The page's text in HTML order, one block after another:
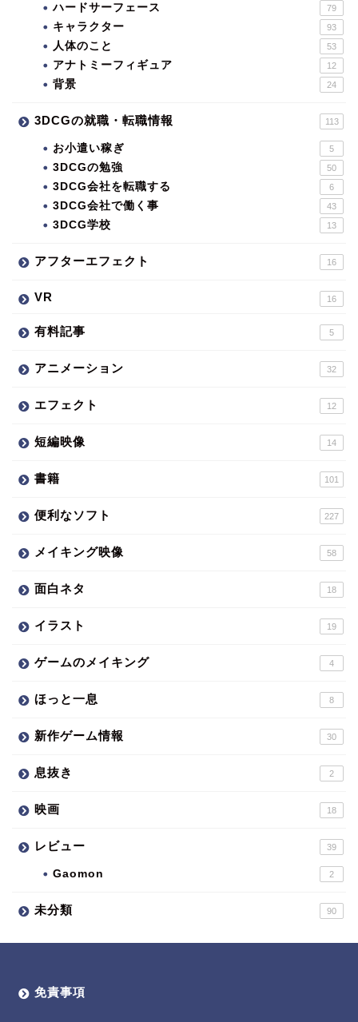
ハードサーフェース 79
キャラクター 93
人体のこと 53
アナトミーフィギュア 12
背景 24
3DCGの就職・転職情報 113
お小遣い稼ぎ 5
3DCGの勉強 50
3DCG会社を転職する 6
3DCG会社で働く事 43
3DCG学校 13
アフターエフェクト 16
VR 16
有料記事 5
アニメーション 32
エフェクト 12
短編映像 14
書籍 101
便利なソフト 227
メイキング映像 58
面白ネタ 18
イラスト 19
ゲームのメイキング 4
ほっと一息 8
新作ゲーム情報 30
息抜き 2
映画 18
レビュー 39
Gaomon 2
未分類 90
免責事項